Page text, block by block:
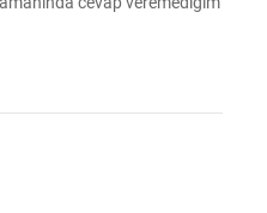
yolunda gitmesini dilerim
size en kısa sürede